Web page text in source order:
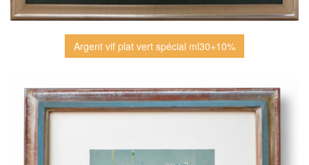
Argent vif plat vert spécial ml30+10%